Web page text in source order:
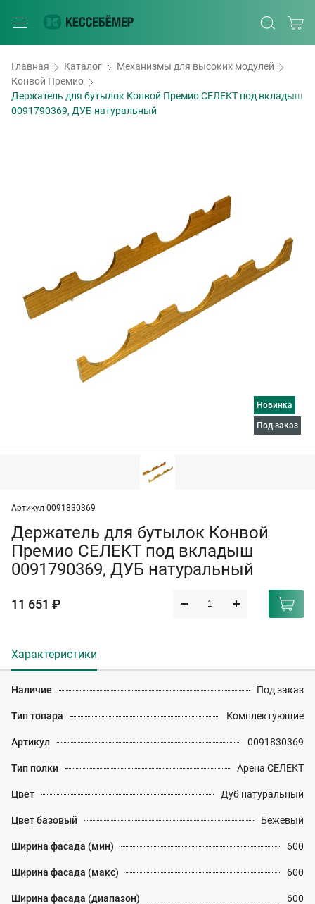
Главная Каталог
Механизмы для высоких модулей
Конвой Премио
Держатель для бутылок Конвой Премио СЕЛЕКТ под вкладыш
0091790369, ДУБ натуральный
Новинка
под заказ
Артикул 0091830369
Держатель для бутылок Конвой
Премио СЕЛЕКТ под вкладыш
0091790369, ДУБ натуральный
11 651 ₽
Характеристики
Наличие Под заказ
Тип товара Комплектующие
Артикул 0091830369
Тип полки Арена СЕЛЕКТ
Цвет Дуб натуральный
Цвет базовый Бежевый
Ширина фасада (мин) 600
Ширина фасада (макс) 600
Ширина фасада (диапазон) 600